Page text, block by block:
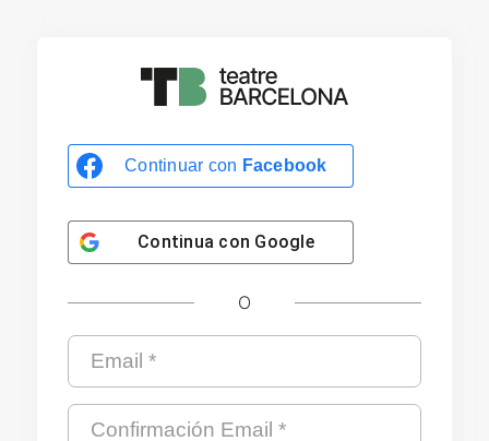
Continuar con Facebook
Continua con Google
O